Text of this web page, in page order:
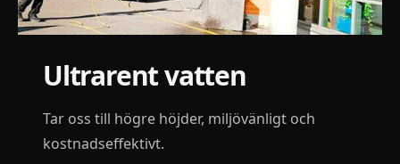
Ultrarent vatten
Tar oss till högre höjder, miljövänligt och
kostnadseffektivt.